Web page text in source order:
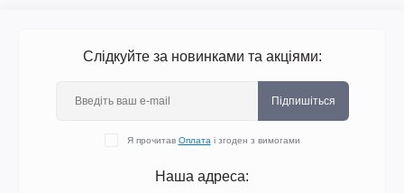
Слідкуйте за новинками та акціями:
Підпишіться
Я прочитав Оплата і згоден з вимогами
Наша адреса: